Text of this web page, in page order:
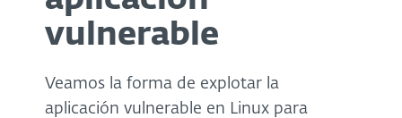
vulnerable
Veamos la forma de explotar la
aplicación vulnerable en Linux para